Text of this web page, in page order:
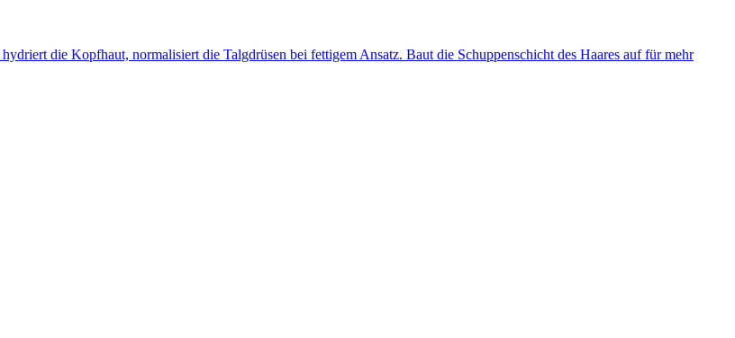
die Kopfhaut, normalisiert die Talgdrüsen bei fettigem Ansatz. Baut die Schuppenschicht des Haares auf für mehr